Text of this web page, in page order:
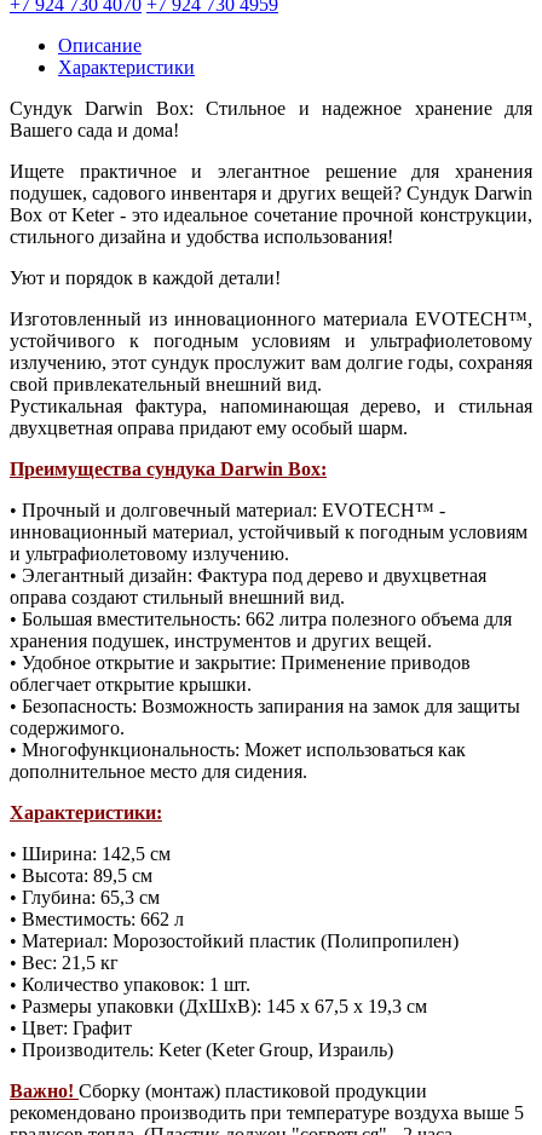
+7 924 730 4070 +7 924 730 4959
Описание
Характеристики
Сундук Darwin Box: Стильное и надежное хранение для
Вашего сада и дома!
Ищете практичное и элегантное решение для хранения
подушек, садового инвентаря и других вещей? Сундук Darwin
Box от Keter - это идеальное сочетание прочной конструкции,
стильного дизайна и удобства использования!
Уют и порядок в каждой детали!
Изготовленный из инновационного материала EVOTECH™,
устойчивого к погодным условиям и ультрафиолетовому
излучению, этот сундук прослужит вам долгие годы, сохраняя
свой привлекательный внешний вид.
Рустикальная фактура, напоминающая дерево, и стильная
двухцветная оправа придают ему особый шарм.
Преимущества сундука Darwin Box:
• Прочный и долговечный материал: EVOTECH™ -
инновационный материал, устойчивый к погодным условиям
и ультрафиолетовому излучению.
• Элегантный дизайн: Фактура под дерево и двухцветная
оправа создают стильный внешний вид.
• Большая вместительность: 662 литра полезного объема для
хранения подушек, инструментов и других вещей.
• Удобное открытие и закрытие: Применение приводов
облегчает открытие крышки.
• Безопасность: Возможность запирания на замок для защиты
содержимого.
• Многофункциональность: Может использоваться как
дополнительное место для сидения.
Характеристики:
• Ширина: 142,5 см
• Высота: 89,5 см
• Глубина: 65,3 см
• Вместимость: 662 л
• Материал: Морозостойкий пластик (Полипропилен)
• Вес: 21,5 кг
• Количество упаковок: 1 шт.
• Размеры упаковки (ДхШхВ): 145 х 67,5 х 19,3 см
• Цвет: Графит
• Производитель: Keter (Keter Group, Израиль)
Важно! Сборку (монтаж) пластиковой продукции
рекомендовано производить при температуре воздуха выше 5